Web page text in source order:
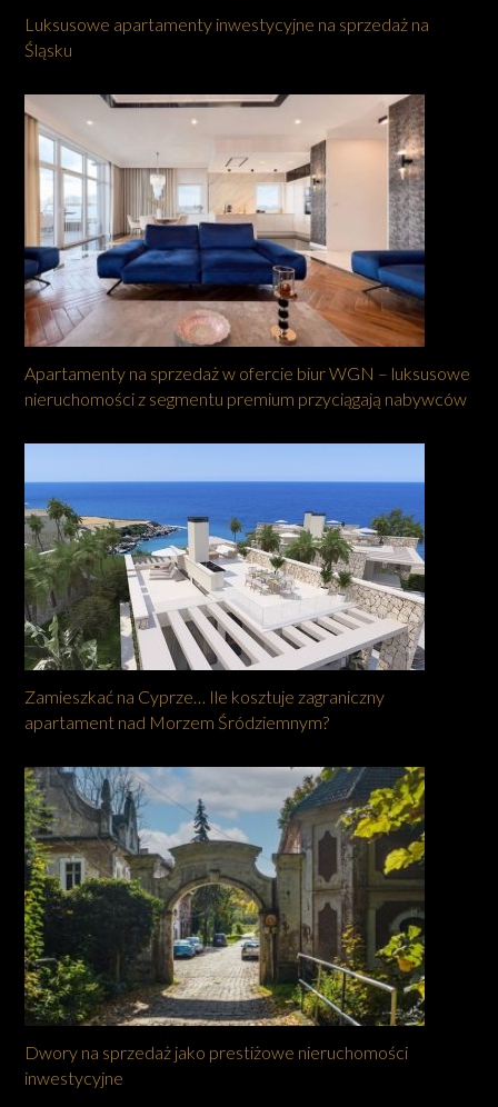
Luksusowe apartamenty inwestycyjne na sprzedaż na
Śląsku
Apartamenty na sprzedaż w ofercie biur WGN – luksusowe
nieruchomości z segmentu premium przyciągają nabywców
Zamieszkać na Cyprze… Ile kosztuje zagraniczny
apartament nad Morzem Śródziemnym?
Dwory na sprzedaż jako prestiżowe nieruchomości
inwestycyjne